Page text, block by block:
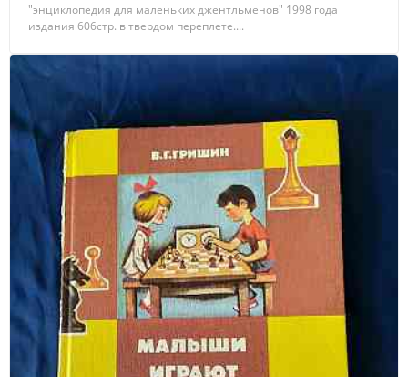
"энциклопедия для маленьких джентльменов" 1998 года
издания 606стр. в твердом переплете....